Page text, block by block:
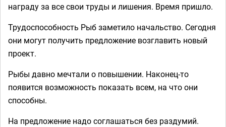
награду за все свои труды и лишения. Время пришло.
Трудоспособность Рыб заметило начальство. Сегодня
они могут получить предложение возглавить новый
проект.
Рыбы давно мечтали о повышении. Наконец-то
появится возможность показать всем, на что они
способны.
На предложение надо соглашаться без раздумий.